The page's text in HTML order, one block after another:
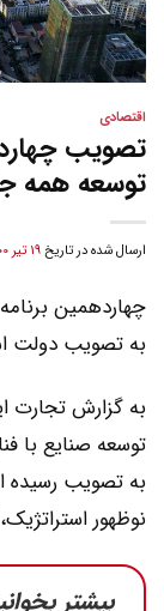
اقتصادی
تصویب
توسعه همه
ارسال شده در تاریخ19 تیر 1400
چهاردهمین
به تصویب دولت
به گزارش تجارت
توسعه صنایع با
به تصویب
نوظهور
بیشتر